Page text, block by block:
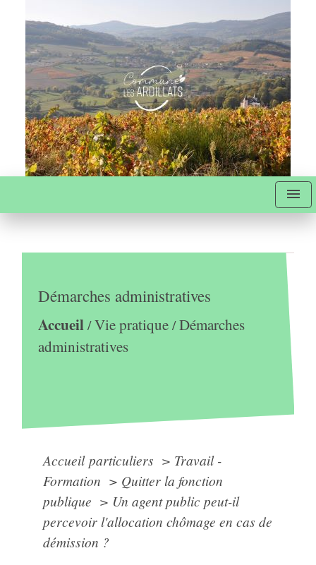
menu
Démarches administratives
Accueil/Vie pratique/Démarches
administratives
Accueil particuliers > Travail -
Formation > Quitter la fonction
publique > Un agent public peut-il
percevoir l'allocation chômage en cas de
démission ?